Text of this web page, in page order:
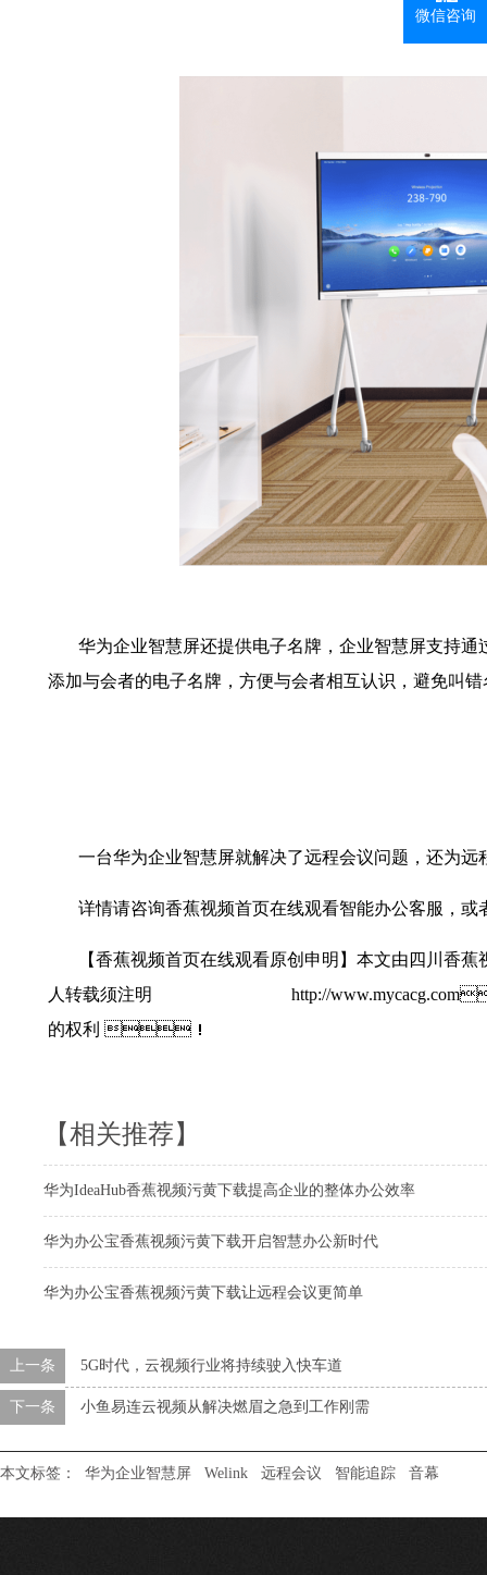
华为企业智慧屏还提供电子名牌，企业智慧屏支持通
添加与会者的电子名牌，方便与会者相互认识，避免叫错名
一台华为企业智慧屏就解决了远程会议问题，还为远
详情请咨询香蕉视频首页在线观看智能办公客服，或
【香蕉视频首页在线观看原创申明】本文由四川香蕉视
人转载须注明
http://
的权利 ！
【相关推荐】
华为IdeaHub香蕉视频污黄下载提高企业的整体办公效率
华为办公宝香蕉视频污黄下载开启智慧办公新时代
华为办公宝香蕉视频污黄下载让远程会议更简单
上一条 5G时代，云视频行业将持续驶入快车道
下一条 小鱼易连云视频从解决燃眉之急到工作刚需
本文标签： 华为企业智慧屏 Welink 远程会议 智能追踪 音幕
微信咨询